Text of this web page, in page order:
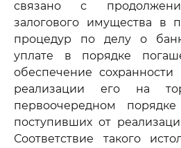
связано с
залогового имущества в
процедур по делу о
уплате в порядке
обеспечение
реализации его на
первоочередном
поступивших от
Соответствие такого